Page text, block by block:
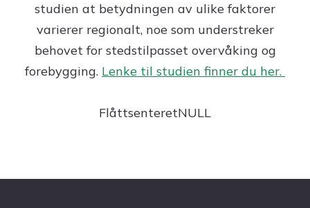
studien at betydningen av ulike faktorer
varierer regionalt, noe som understreker
behovet for stedstilpasset overvåking og
forebygging. Lenke til studien finner du her.
FlåttsenteretNULL